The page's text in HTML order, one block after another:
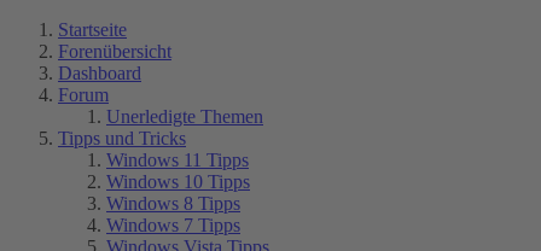
Startseite
Forenübersicht
Dashboard
Forum
Unerledigte Themen
Tipps und Tricks
Windows 11 Tipps
Windows 10 Tipps
Windows 8 Tipps
Windows 7 Tipps
Windows Vista Tipps